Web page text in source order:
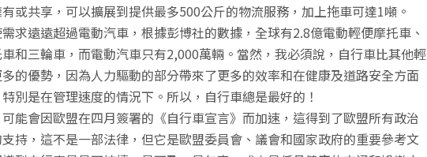
或共享，可以擴展到提供最多500公斤的物流服務，加上拖車可達1噸。
求遠遠超過電動汽車，根據彭博社的數據，全球有2.8億電動輕便摩托車、
和三輪車，而電動汽車只有2,000萬輛。當然，我必須說，自行車比其他輕
的優勢，因為人力驅動的部分帶來了更多的效率和在健康及道路安全方面
別是在管理速度的情況下。所以，自行車總是最好的！
能會因歐盟在四月簽署的《自行車宣言》而加速，這得到了歐盟所有政治
持，這不是一部法律，但它是歐盟委員會、議會和國家政府的重要參考文